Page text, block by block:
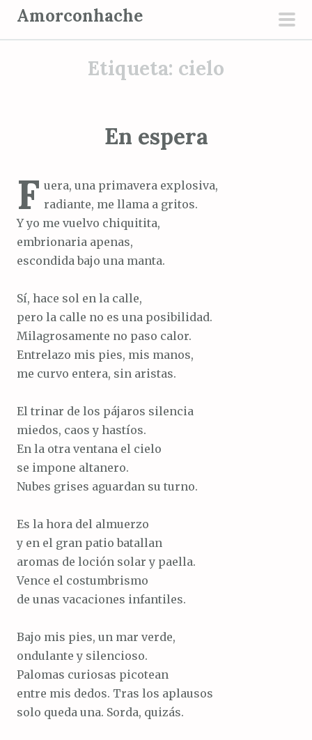
Amorconhache
Etiqueta: cielo
En espera
F uera, una primavera explosiva,
radiante, me llama a gritos.
Y yo me vuelvo chiquitita,
embrionaria apenas,
escondida bajo una manta.
Sí, hace sol en la calle,
pero la calle no es una posibilidad.
Milagrosamente no paso calor.
Entrelazo mis pies, mis manos,
me curvo entera, sin aristas.
El trinar de los pájaros silencia
miedos, caos y hastíos.
En la otra ventana el cielo
se impone altanero.
Nubes grises aguardan su turno.
Es la hora del almuerzo
y en el gran patio batallan
aromas de loción solar y paella.
Vence el costumbrismo
de unas vacaciones infantiles.
Bajo mis pies, un mar verde,
ondulante y silencioso.
Palomas curiosas picotean
entre mis dedos. Tras los aplausos
solo queda una. Sorda, quizás.